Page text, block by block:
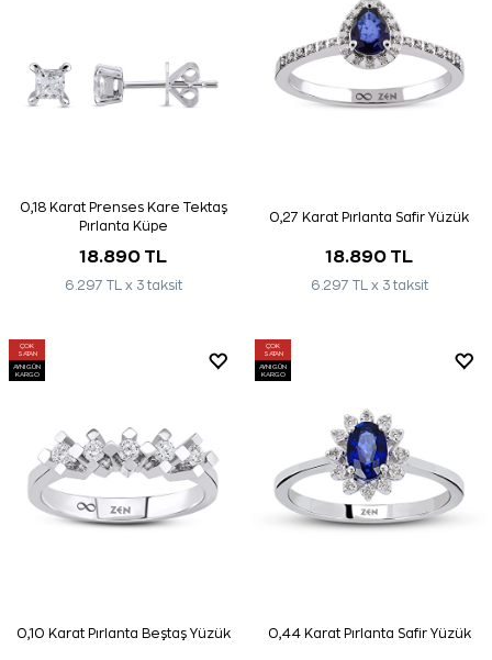
0,18 Karat Prenses Kare Tektaş
Pırlanta Küpe
18.890 TL
6.297 TL x 3 taksit
0,27 Karat Pırlanta Safir Yüzük
18.890 TL
6.297 TL x 3 taksit
ÇOK
SATAN
AYNI GÜN
KARGO
0,10 Karat Pırlanta Beştaş Yüzük
ÇOK
SATAN
AYNI GÜN
KARGO
0,44 Karat Pırlanta Safir Yüzük